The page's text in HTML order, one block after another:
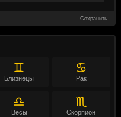
Сохранить
♊
Близнецы
♋
Рак
♎
Весы
♏
Скорпион